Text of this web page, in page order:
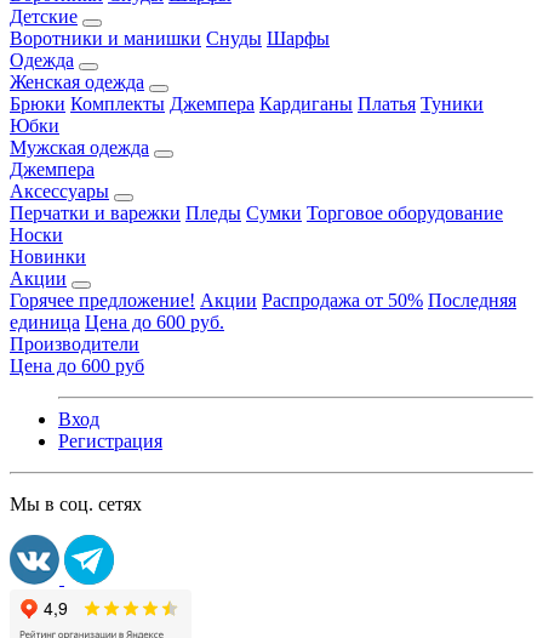
Детские
Воротники и манишки Снуды Шарфы
Одежда
Женская одежда
Брюки Комплекты Джемпера Кардиганы Платья Туники
Юбки
Мужская одежда
Джемпера
Аксессуары
Перчатки и варежки Пледы Сумки Торговое оборудование
Носки
Новинки
Акции
Горячее предложение! Акции Распродажа от 50% Последняя
единица Цена до 600 руб.
Производители
Цена до 600 руб
Вход
Регистрация
Мы в соц. сетях